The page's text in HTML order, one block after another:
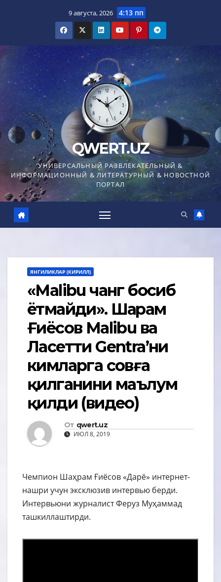
9 августа, 2026 4:13 пп
QWERT.UZ
УНИВЕРСАЛЬНЫЙ РАЗВЛЕКАТЕЛЬНЫЙ &
ИНФОРМАЦИОННЫЙ & ЛИТЕРАТУРНЫЙ & НОВОСТНОЙ
ПОРТАЛ
ЯНГИЛИКЛАР (КИРИЛЛ)
«Malibu чанг босиб
ётмайди». Шаҳрам
Ғиёсов Malibu ва
Ласетти Gentra’ни
кимларга совға
қилганини маълум
қилди (видео)
От qwert.uz
ИЮЛ 8, 2019
Чемпион Шаҳрам Ғиёсов «Дарё» интернет-
нашри учун эксклюзив интервью берди.
Интервьюни журналист Феруз Муҳаммад
ташкиллаштирди.